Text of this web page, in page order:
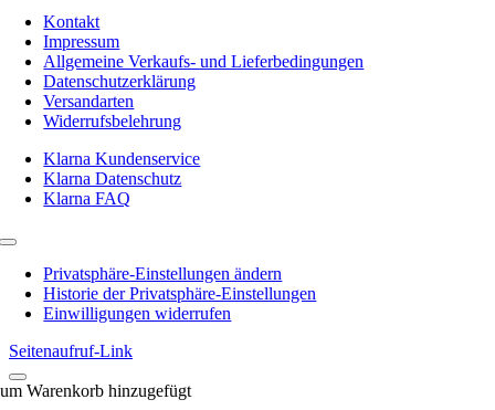
Kontakt
Impressum
Allgemeine Verkaufs- und Lieferbedingungen
Datenschutzerklärung
Versandarten
Widerrufsbelehrung
Klarna Kundenservice
Klarna Datenschutz
Klarna FAQ
Toggle
NavigationPrivatsphäre-Einstellungen ändern
Historie der Privatsphäre-Einstellungen
Einwilligungen widerrufen
Seitenaufruf-Link
Warenkorb hinzugefügt